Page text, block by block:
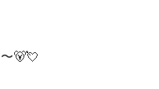
🐻💘